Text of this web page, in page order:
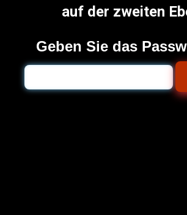
auf der zweiten
Geben Sie das